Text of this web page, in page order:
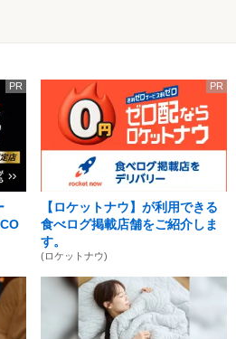
PR PR
【ロケットナウ】が利用できる
食べログ掲載店舗をご紹介しま
す。
(ロケットナウ)